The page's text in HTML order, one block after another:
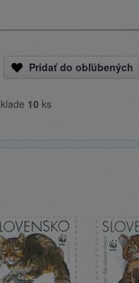
Pridať do obľúbených
10 ks